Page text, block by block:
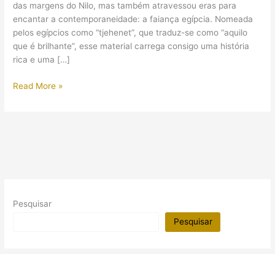
das margens do Nilo, mas também atravessou eras para
encantar a contemporaneidade: a faiança egípcia. Nomeada
pelos egípcios como “tjehenet”, que traduz-se como “aquilo
que é brilhante”, esse material carrega consigo uma história
rica e uma […]
A
milenar
Read More »
Pesquisar
Pesquisar